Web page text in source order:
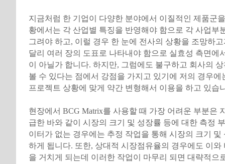
지금처럼 한 기업이 다양한 분야에서 이질적인 제품군
황에서는 각 산업별 특징을 반영해야 함으로 각 사업부
그려야 하고, 이럴 경우 한 눈에 전사의 상황을 조망하
달리 여러 장의 도표로 나타내야 함으로 실효성 측면에
이 아닐가 합니다. 하지만, 그럼에도 불구하고 회사의
볼 수 있다는 점에서 강점을 가지고 있기에 저의 경우에
프로젝트 상황에 맞게 약간 변형해서 이용을 하고 있습
현장에서 BCG Matrix를 사용할 때 가장 어려운 부분은
급한 바와 같이 시장의 크기 및 성장률 등에 대한 측정
이터가 없는 경우에는 추정 작업을 통해 시장의 크기 및
하게 됩니다. 또한, 상대적 시장점유율의 경우에도 이와
을 거치게 되는데 이러한 작업이 마무리 되면 대략적으